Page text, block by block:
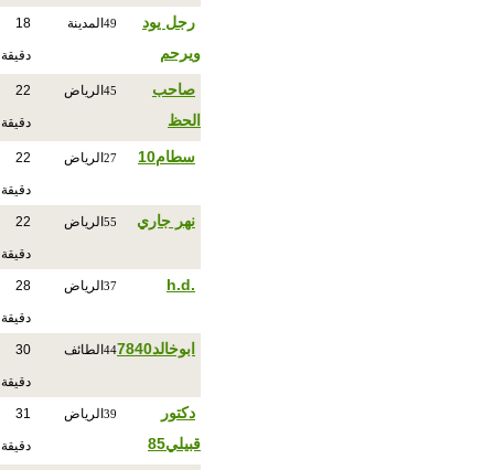
رجل يود
ويرحم
49 المدينة 18
دقيقة
صاحب
الحظ
45 الرياض 22
دقيقة
سطام10 27 الرياض 22
دقيقة
نهر جاري 55 الرياض 22
دقيقة
.h.d
37 الرياض 28
دقيقة
ابوخالد7840 44 الطائف 30
دقيقة
دكتور
قبيلي85
39 الرياض 31
دقيقة